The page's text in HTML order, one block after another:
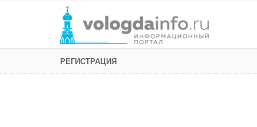
РЕГИСТРАЦИЯ